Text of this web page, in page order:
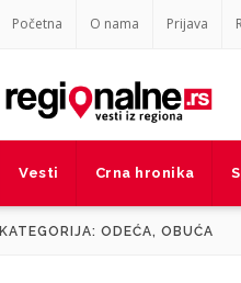
Početna O nama Prijava
Vesti Crna hronika
KATEGORIJA: ODEĆA, OBUĆA